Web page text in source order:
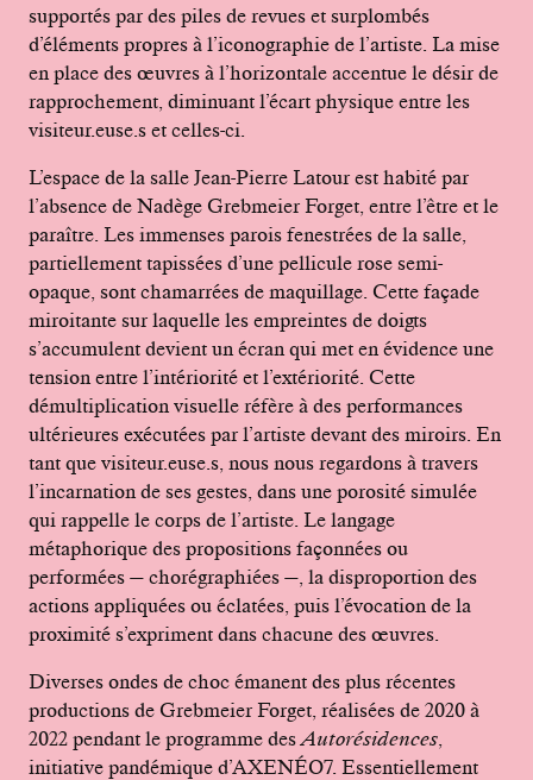
supportés par des piles de revues et surplombés
d’éléments propres à l’iconographie de l’artiste. La mise
en place des œuvres à l’horizontale accentue le désir de
rapprochement, diminuant l’écart physique entre les
visiteur.euse.s et celles-ci.
L’espace de la salle Jean-Pierre Latour est habité par
l’absence de Nadège Grebmeier Forget, entre l’être et le
paraître. Les immenses parois fenestrées de la salle,
partiellement tapissées d’une pellicule rose semi-
opaque, sont chamarrées de maquillage. Cette façade
miroitante sur laquelle les empreintes de doigts
s’accumulent devient un écran qui met en évidence une
tension entre l’intériorité et l’extériorité. Cette
démultiplication visuelle réfère à des performances
ultérieures exécutées par l’artiste devant des miroirs. En
tant que visiteur.euse.s, nous nous regardons à travers
l’incarnation de ses gestes, dans une porosité simulée
qui rappelle le corps de l’artiste. Le langage
métaphorique des propositions façonnées ou
performées — chorégraphiées —, la disproportion des
actions appliquées ou éclatées, puis l’évocation de la
proximité s’expriment dans chacune des œuvres.
Diverses ondes de choc émanent des plus récentes
productions de Grebmeier Forget, réalisées de 2020 à
2022 pendant le programme des Autorésidences
initiative pandémique d’AXENÉO7. Essentiellement